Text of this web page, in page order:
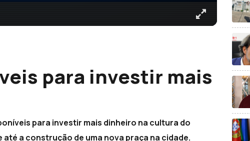
para investir mais
para investir mais dinheiro na cultura do
a construção de uma nova praça na cidade.